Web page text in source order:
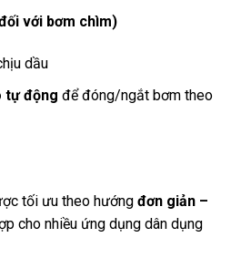
với bơm chìm)
dầu
tự động để đóng/ngắt bơm theo
tối ưu theo hướng đơn giản –
cho nhiều ứng dụng dân dụng